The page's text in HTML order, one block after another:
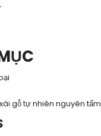
gỗ tự nhiên nguyên tấm